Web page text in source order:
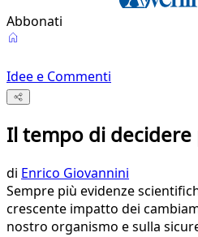
Abbonati
Idee e Commenti
Il tempo di
di Enrico Giovannini
Sempre più evidenze
crescente impatto dei
nostro organismo e sulla